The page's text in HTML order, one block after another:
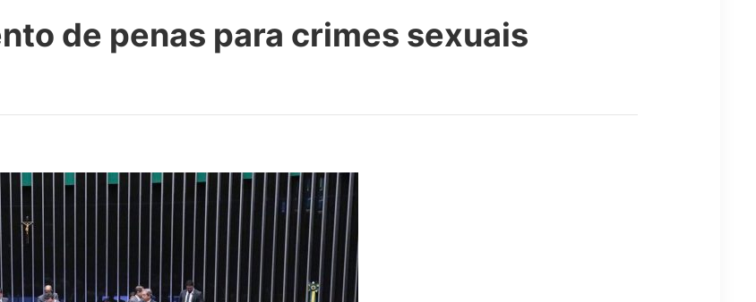
de penas para crimes sexuais